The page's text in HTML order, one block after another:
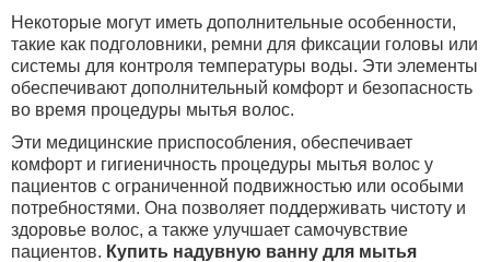
Некоторые могут иметь дополнительные особенности,
такие как подголовники, ремни для фиксации головы или
системы для контроля температуры воды. Эти элементы
обеспечивают дополнительный комфорт и безопасность
во время процедуры мытья волос.
Эти медицинские приспособления, обеспечивает
комфорт и гигиеничность процедуры мытья волос у
пациентов с ограниченной подвижностью или особыми
потребностями. Она позволяет поддерживать чистоту и
здоровье волос, а также улучшает самочувствие
пациентов. Купить надувную ванну для мытья